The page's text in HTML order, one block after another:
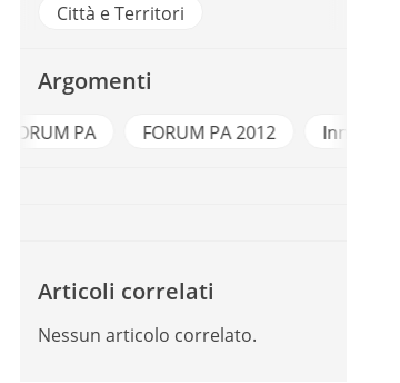
Città e Territori
Argomenti
FORUM PA 2012 Innovazione Sociale
Articoli correlati
Nessun articolo correlato.